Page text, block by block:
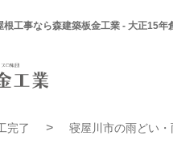
工事なら森建築板金工業 - 大正15年
完了 寝屋川市の雨どい